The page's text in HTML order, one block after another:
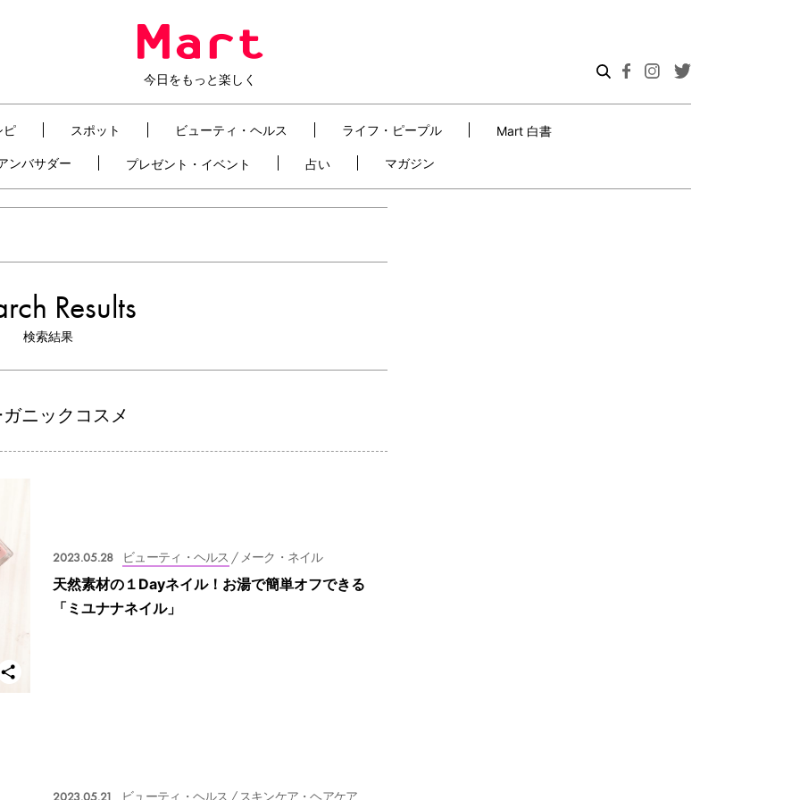
今日をもっと楽しく
ピ スポット ビューティ・ヘルス ライフ・ピープル Mart 白書
ンバサダー プレゼント・イベント 占い マガジン
Results
検索結果
ニックコスメ
2023.05.28 ビューティ・ヘルス / メーク・ネイル
天然素材の１Dayネイル！お湯で簡単オフできる
「ミユナナネイル」
2023.05.21 ビューティ・ヘルス / スキンケア・ヘアケア